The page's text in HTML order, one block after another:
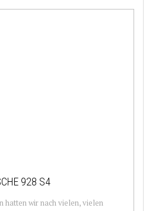
928 S4
hatten wir nach vielen, vielen